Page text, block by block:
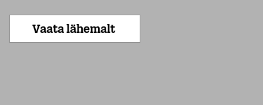
Vaata lähemalt